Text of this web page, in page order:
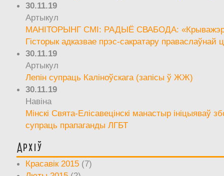
30.11.19
Артыкул
МАНІТОРЫНГ СМІ: РАДЫЁ СВАБОДА:
Гісторык адказвае прэс-сакратару праваслаўнай
30.11.19
Артыкул
Лепін супраць Каліноўскага (запісы ў ЖЖ)
30.11.19
Навіна
Мінскі Свята-Елісавецінскі манастыр ініцыяваў
супраць прапаганды ЛГБТ
Архіў
Красавік 2015 (7)